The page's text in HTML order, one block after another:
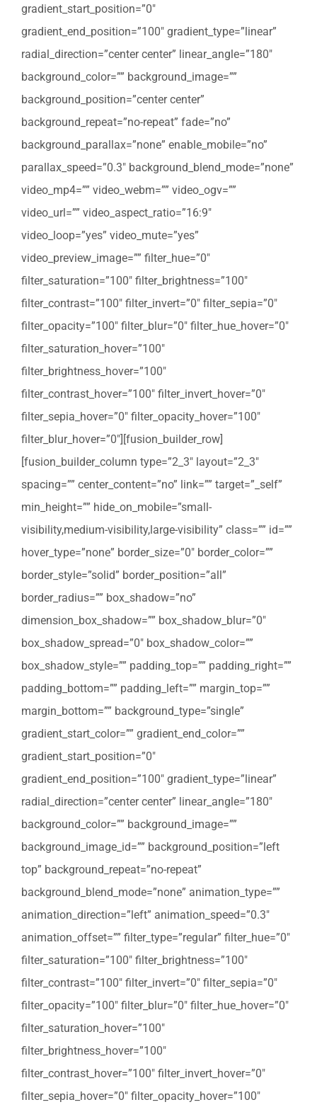
gradient_start_position=”0″
gradient_end_position=”100″ gradient_type=”linear”
radial_direction=”center center” linear_angle=”180″
background_color=”” background_image=””
background_position=”center center”
background_repeat=”no-repeat” fade=”no”
background_parallax=”none” enable_mobile=”no”
parallax_speed=”0.3″ background_blend_mode=”none”
video_mp4=”” video_webm=”” video_ogv=””
video_url=”” video_aspect_ratio=”16:9″
video_loop=”yes” video_mute=”yes”
video_preview_image=”” filter_hue=”0″
filter_saturation=”100″ filter_brightness=”100″
filter_contrast=”100″ filter_invert=”0″ filter_sepia=”0″
filter_opacity=”100″ filter_blur=”0″ filter_hue_hover=”0″
filter_saturation_hover=”100″
filter_brightness_hover=”100″
filter_contrast_hover=”100″ filter_invert_hover=”0″
filter_sepia_hover=”0″ filter_opacity_hover=”100″
filter_blur_hover=”0″][fusion_builder_row]
[fusion_builder_column type=”2_3″ layout=”2_3″
spacing=”” center_content=”no” link=”” target=”_self”
min_height=”” hide_on_mobile=”small-
visibility,medium-visibility,large-visibility” class=”” id=””
hover_type=”none” border_size=”0″ border_color=””
border_style=”solid” border_position=”all”
border_radius=”” box_shadow=”no”
dimension_box_shadow=”” box_shadow_blur=”0″
box_shadow_spread=”0″ box_shadow_color=””
box_shadow_style=”” padding_top=”” padding_right=””
padding_bottom=”” padding_left=”” margin_top=””
margin_bottom=”” background_type=”single”
gradient_start_color=”” gradient_end_color=””
gradient_start_position=”0″
gradient_end_position=”100″ gradient_type=”linear”
radial_direction=”center center” linear_angle=”180″
background_color=”” background_image=””
background_image_id=”” background_position=”left
top” background_repeat=”no-repeat”
background_blend_mode=”none” animation_type=””
animation_direction=”left” animation_speed=”0.3″
animation_offset=”” filter_type=”regular” filter_hue=”0″
filter_saturation=”100″ filter_brightness=”100″
filter_contrast=”100″ filter_invert=”0″ filter_sepia=”0″
filter_opacity=”100″ filter_blur=”0″ filter_hue_hover=”0″
filter_saturation_hover=”100″
filter_brightness_hover=”100″
filter_contrast_hover=”100″ filter_invert_hover=”0″
filter_sepia_hover=”0″ filter_opacity_hover=”100″